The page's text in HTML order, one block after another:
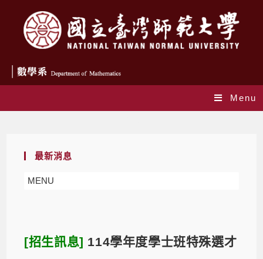
Menu
最新消息
MENU
[招生訊息] 114學年度學士班特殊選才